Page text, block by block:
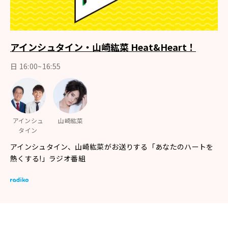
アインシュタイン・山崎紘菜 Heat&Heart！
日 16:00~16:55
アインシュ
タイン
山崎紘菜
アインシュタイン、山崎紘菜がお送りする「あなたのハートを
熱くする!」ラジオ番組